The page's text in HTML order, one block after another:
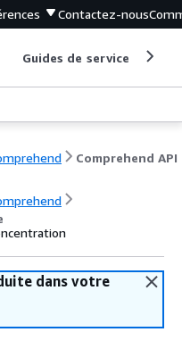
Contactez-nous
Guides de service
dans votre